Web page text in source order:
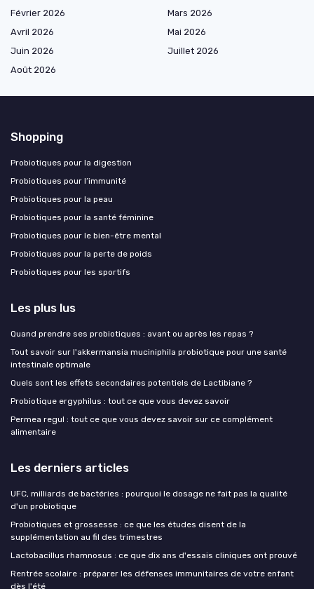
Février 2026
Mars 2026
Avril 2026
Mai 2026
Juin 2026
Juillet 2026
Août 2026
Shopping
Probiotiques pour la digestion
Probiotiques pour l’immunité
Probiotiques pour la peau
Probiotiques pour la santé féminine
Probiotiques pour le bien-être mental
Probiotiques pour la perte de poids
Probiotiques pour les sportifs
Les plus lus
Quand prendre ses probiotiques : avant ou après les repas ?
Tout savoir sur l'akkermansia muciniphila probiotique pour une santé
intestinale optimale
Quels sont les effets secondaires potentiels de Lactibiane ?
Probiotique ergyphilus : tout ce que vous devez savoir
Permea regul : tout ce que vous devez savoir sur ce complément
alimentaire
Les derniers articles
UFC, milliards de bactéries : pourquoi le dosage ne fait pas la qualité
d'un probiotique
Probiotiques et grossesse : ce que les études disent de la
supplémentation au fil des trimestres
Lactobacillus rhamnosus : ce que dix ans d'essais cliniques ont prouvé
Rentrée scolaire : préparer les défenses immunitaires de votre enfant
dès l'été